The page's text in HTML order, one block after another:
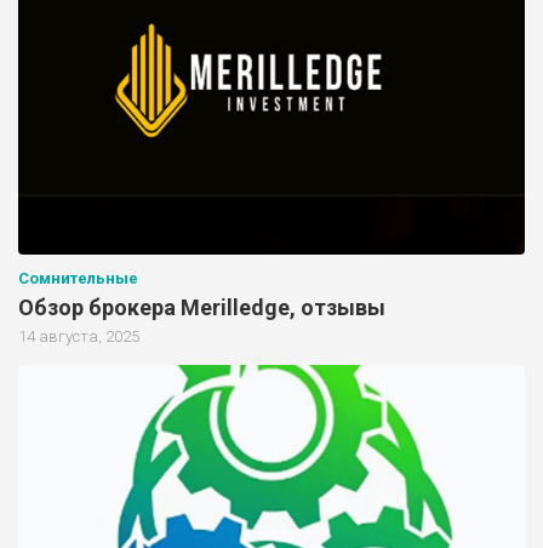
Сомнительные
Обзор брокера Merilledge, отзывы
14 августа, 2025